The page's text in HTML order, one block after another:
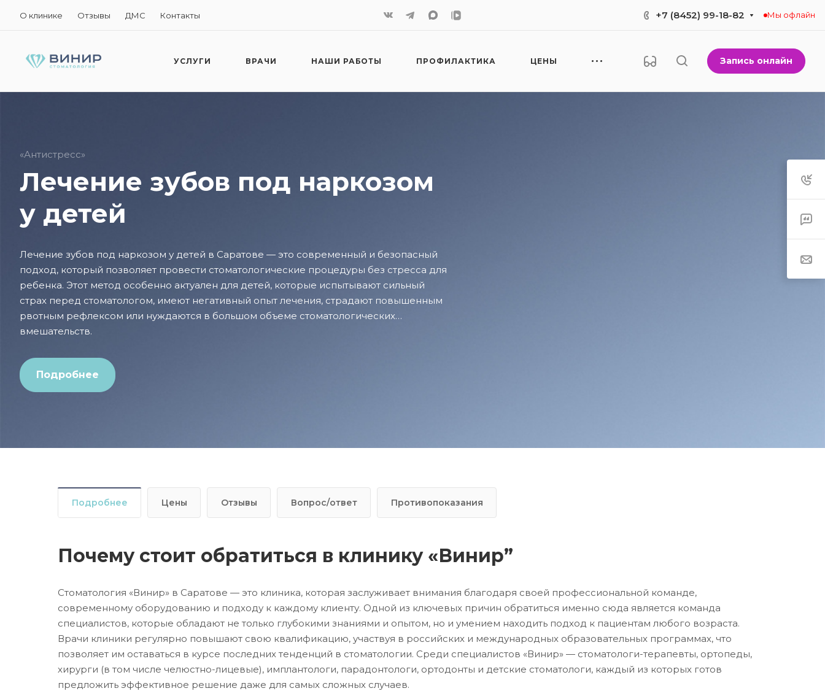
О клинике Отзывы ДМС Контакты +7 (8452) 99-18-82 Мы офлайн
УСЛУГИ ВРАЧИ НАШИ РАБОТЫ ПРОФИЛАКТИКА ЦЕНЫ Запись онлайн
«Антистресс»
Лечение зубов под наркозом
у детей
Лечение зубов под наркозом у детей в Саратове — это современный и безопасный
подход, который позволяет провести стоматологические процедуры без стресса для
ребенка. Этот метод особенно актуален для детей, которые испытывают сильный
страх перед стоматологом, имеют негативный опыт лечения, страдают повышенным
рвотным рефлексом или нуждаются в большом объеме стоматологических
вмешательств.
Подробнее
Подробнее Цены Отзывы Вопрос/ответ Противопоказания
Почему стоит обратиться в клинику «Винир”
Стоматология «Винир» в Саратове — это клиника, которая заслуживает внимания благодаря своей профессиональной команде,
современному оборудованию и подходу к каждому клиенту. Одной из ключевых причин обратиться именно сюда является команда
специалистов, которые обладают не только глубокими знаниями и опытом, но и умением находить подход к пациентам любого возраста.
Врачи клиники регулярно повышают свою квалификацию, участвуя в российских и международных образовательных программах, что
позволяет им оставаться в курсе последних тенденций в стоматологии. Среди специалистов «Винир» — стоматологи-терапевты, ортопеды,
хирурги (в том числе челюстно-лицевые), имплантологи, парадонтологи, ортодонты и детские стоматологи, каждый из которых готов
предложить эффективное решение даже для самых сложных случаев.